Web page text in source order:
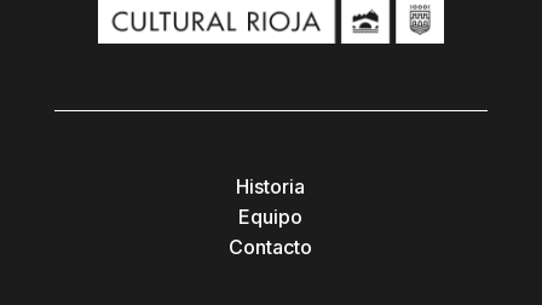
Historia
Equipo
Contacto